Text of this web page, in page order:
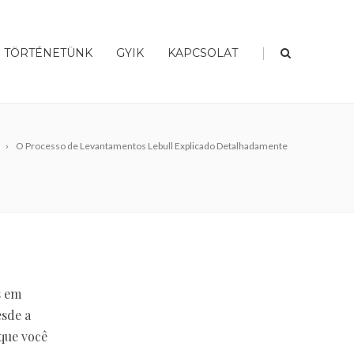
TÖRTÉNETÜNK GYIK KAPCSOLAT |
O Processo de Levantamentos Lebull Explicado Detalhadamente
a
você